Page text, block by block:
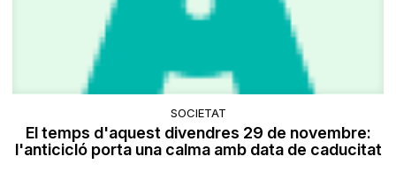
SOCIETAT
El temps d'aquest divendres 29 de novembre:
l'anticicló porta una calma amb data de caducitat